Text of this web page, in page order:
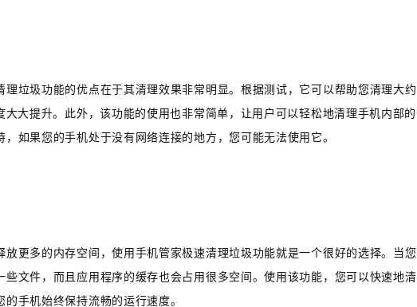
垃圾功能的优点在于其清理效果非常明显。根据测试，它可以帮助您清理大约
大提升。此外，该功能的使用也非常简单，让用户可以轻松地清理手机内部的
如果您的手机处于没有网络连接的地方，您可能无法使用它。
更多的内存空间，使用手机管家极速清理垃圾功能就是一个很好的选择。当您
文件，而且应用程序的缓存也会占用很多空间。使用该功能，您可以快速地清
手机始终保持流畅的运行速度。